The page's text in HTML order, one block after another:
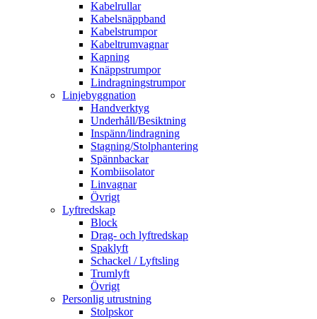
Kabelrullar
Kabelsnäppband
Kabelstrumpor
Kabeltrumvagnar
Kapning
Knäppstrumpor
Lindragningstrumpor
Linjebyggnation
Handverktyg
Underhåll/Besiktning
Inspänn/lindragning
Stagning/Stolphantering
Spännbackar
Kombiisolator
Linvagnar
Övrigt
Lyftredskap
Block
Drag- och lyftredskap
Spaklyft
Schackel / Lyftsling
Trumlyft
Övrigt
Personlig utrustning
Stolpskor